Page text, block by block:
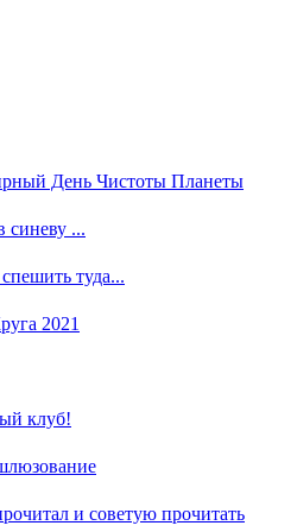
День Чистоты Планеты
синеву ...
туда...
2021
клуб!
и советую прочитать